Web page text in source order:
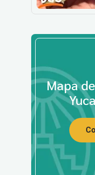
Mapa